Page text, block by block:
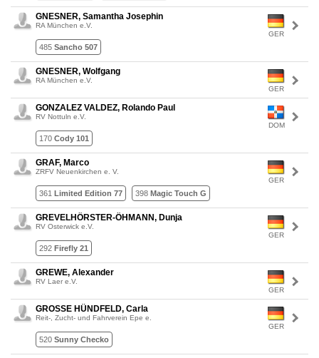
GER
GNESNER, Samantha Josephin
RA München e.V.
485 Sancho 507
GER
GNESNER, Wolfgang
RA München e.V.
DOM
GONZALEZ VALDEZ, Rolando Paul
RV Nottuln e.V.
170 Cody 101
GER
GRAF, Marco
ZRFV Neuenkirchen e. V.
361 Limited Edition 77 398 Magic Touch G
GER
GREVELHÖRSTER-ÖHMANN, Dunja
RV Osterwick e.V.
292 Firefly 21
GER
GREWE, Alexander
RV Laer e.V.
GER
GROSSE HÜNDFELD, Carla
Reit-, Zucht- und Fahrverein Epe e.
520 Sunny Checko